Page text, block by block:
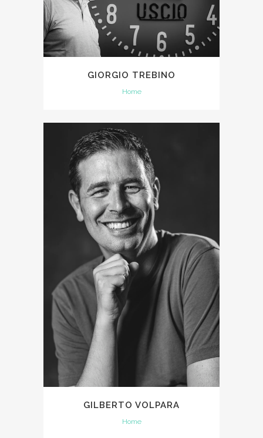
GIORGIO TREBINO
Home
GILBERTO VOLPARA
Home